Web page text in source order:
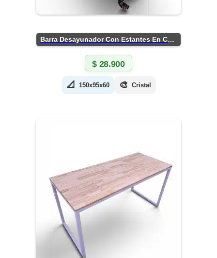
Barra Desayunador Con Estantes En Chapa
$28.900
📐 150x95x60 🎨 Cristal